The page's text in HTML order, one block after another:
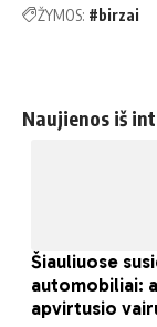
ŽYMOS: #birzai
Naujienos iš